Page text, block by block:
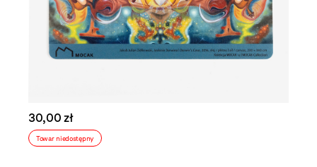
30,00 zł
Towar niedostępny